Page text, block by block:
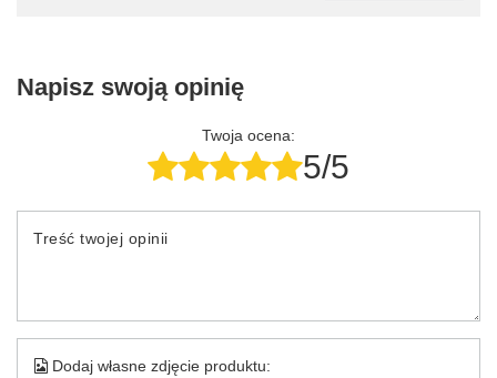
Napisz swoją opinię
Twoja ocena:
5/5
Treść twojej opinii
Dodaj własne zdjęcie produktu: